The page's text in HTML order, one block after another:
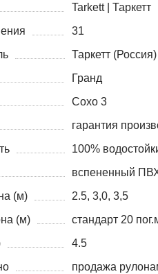
Tarkett | Таркетт
31
Таркетт (Россия)
Гранд
Сохо 3
гарантия
100%
вспененный
(м)
2.5, 3,0, 3,5
(м)
стандарт 20
4.5
продажа